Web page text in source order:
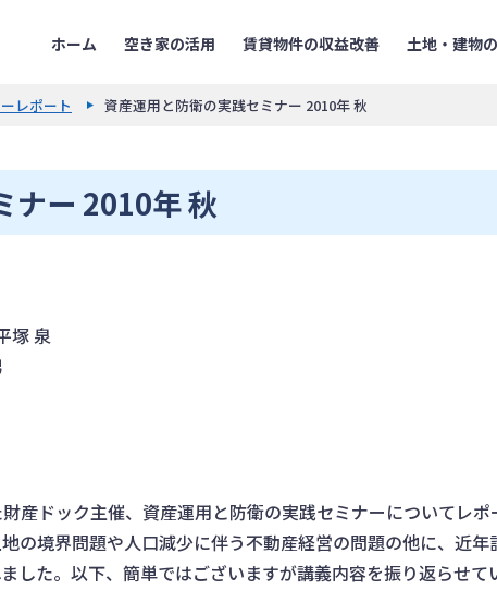
ホーム 空き家の活用 賃貸物件の収益改善 土地・建物
レポート 資産運用と防衛の実践セミナー 2010年 秋
ナー 2010年 秋
塚 泉
産ドック主催、資産運用と防衛の実践セミナーについてレポ
の境界問題や人口減少に伴う不動産経営の問題の他に、近
した。以下、簡単ではございますが講義内容を振り返らせて